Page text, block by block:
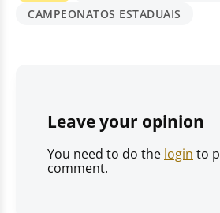
CAMPEONATOS ESTADUAIS
Leave your opinion
You need to do the login to
comment.